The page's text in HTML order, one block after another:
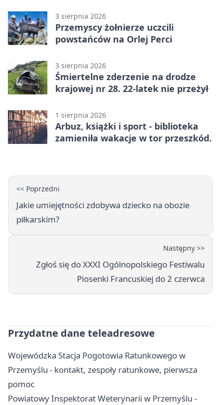
3 sierpnia 2026
Przemyscy żołnierze uczcili
powstańców na Orlej Perci
3 sierpnia 2026
Śmiertelne zderzenie na drodze
krajowej nr 28. 22-latek nie przeżył
1 sierpnia 2026
Arbuz, książki i sport - biblioteka
zamieniła wakacje w tor przeszkód.
<< Poprzedni
Jakie umiejętności zdobywa dziecko na obozie
piłkarskim?
Następny >>
Zgłoś się do XXXI Ogólnopolskiego Festiwalu
Piosenki Francuskiej do 2 czerwca
Przydatne dane teleadresowe
Wojewódzka Stacja Pogotowia Ratunkowego w
Przemyślu - kontakt, zespoły ratunkowe, pierwsza
pomoc
Powiatowy Inspektorat Weterynarii w Przemyślu -